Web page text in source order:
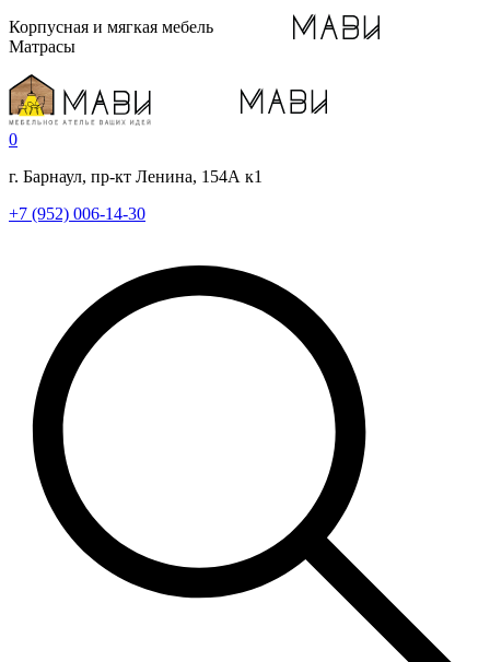
Корпусная и мягкая мебель
Матрасы
0
г. Барнаул, пр-кт Ленина, 154А к1
+7 (952) 006-14-30